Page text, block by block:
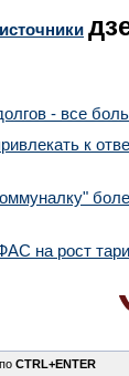
- все
к
на рост
CTRL+ENTER